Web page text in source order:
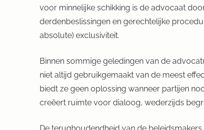
voor minnelijke schikking is de advocaat
derdenbeslissingen en gerechtelijke
absolute) exclusiviteit.
Binnen sommige geledingen van de
niet altijd gebruikgemaakt van de meest
biedt ze geen oplossing wanneer partijen
creëert ruimte voor dialoog, wederzijds